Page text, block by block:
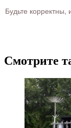
Будьте
Смотрите